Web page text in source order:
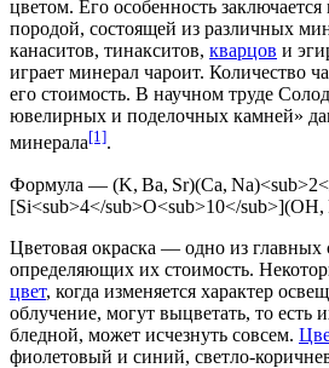
цветом. Его особенность заключается
породой, состоящей из различных
канаситов, тинакситов, кварцов и
играет минерал чароит. Количество
его стоимость. В научном труде
ювелирных и поделочных камней»
минерала[1].
Формула — (K, Ba, Sr)(Ca,
[Si<sub>4</sub>O<sub>10</sub>](OH,
Цветовая окраска — одно из главных
определяющих их стоимость.
цвет, когда изменяется характер
облучение, могут выцветать, то есть
бледной, может исчезнуть совсем.
фиолетовый и синий, светло-